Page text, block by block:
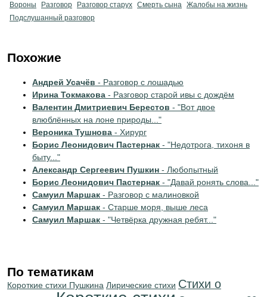
Вороны
Разговор Разговор старух Смерть сына Жалобы на жизнь
Подслушанный разговор
Похожие
Андрей Усачёв - Разговор с лошадью
Ирина Токмакова - Разговор старой ивы с дождём
Валентин Дмитриевич Берестов - "Вот двое
влюблённых на лоне природы..."
Вероника Тушнова - Хирург
Борис Леонидович Пастернак - "Недотрога, тихоня в
быту..."
Александр Сергеевич Пушкин - Любопытный
Борис Леонидович Пастернак - "Давай ронять слова..."
Самуил Маршак - Разговор с малиновкой
Самуил Маршак - Старше моря, выше леса
Самуил Маршак - "Четвёрка дружная ребят..."
По тематикам
Короткие стихи Пушкина Лирические стихи Стихи о